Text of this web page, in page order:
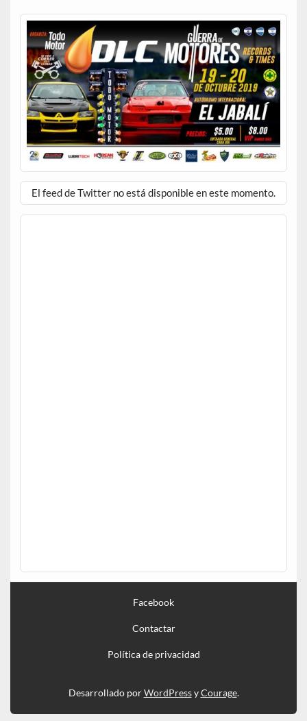
El feed de Twitter no está disponible en este momento.
Facebook
Contactar
Política de privacidad
Desarrollado porWordPressyCourage.